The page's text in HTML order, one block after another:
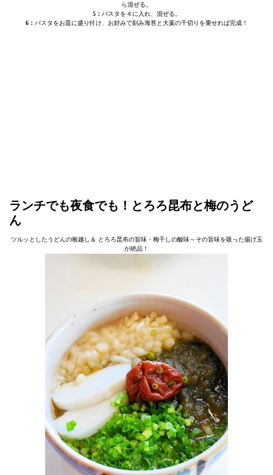
ら混ぜる。
5： パスタを４に入れ、混ぜる。
6： パスタをお皿に盛り付け、お好みで刻み海苔と大葉の千切りを乗せれば完成！
ランチでも夜食でも！とろろ昆布と梅のうど
ん
ツルッとしたうどんの喉越し＆ とろろ昆布の旨味・梅干しの酸味～その旨味を吸った揚げ玉
が絶品！